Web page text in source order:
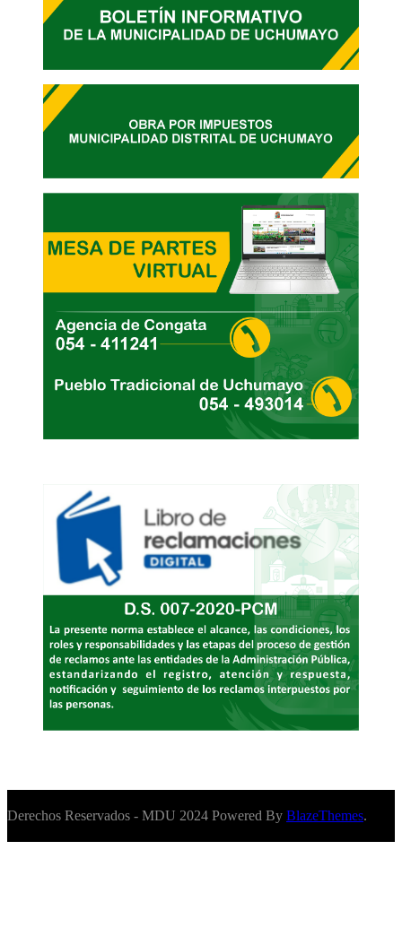
Derechos Reservados - MDU 2024 Powered By BlazeThemes.